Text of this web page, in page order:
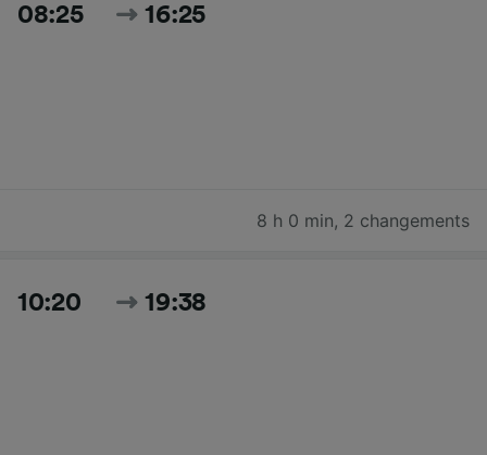
08:25 16:25
8 h 0 min, 2 changements
10:20 19:38